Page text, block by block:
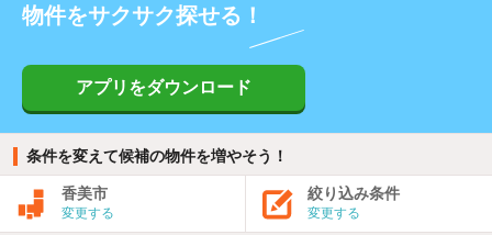
物件をサクサク探せる！
アプリをダウンロード
条件を変えて候補の物件を増やそう！
香美市
変更する
絞り込み条件
変更する